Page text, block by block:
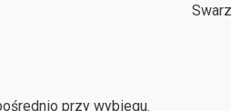
przy wybiegu.